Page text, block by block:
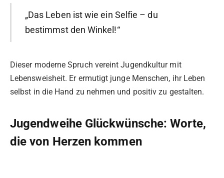
„Das Leben ist wie ein Selfie – du
bestimmst den Winkel!“
Dieser moderne Spruch vereint Jugendkultur mit
Lebensweisheit. Er ermutigt junge Menschen, ihr Leben
selbst in die Hand zu nehmen und positiv zu gestalten.
Jugendweihe Glückwünsche: Worte,
die von Herzen kommen